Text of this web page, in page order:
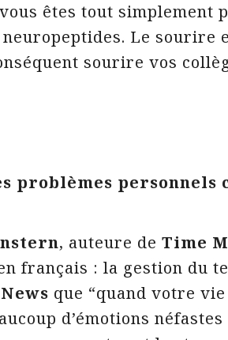
êtes tout simplement
Le sourire
sourire vos
problèmes personnels
, auteure de Time
français : la gestion du
que “quand votre
d’émotions